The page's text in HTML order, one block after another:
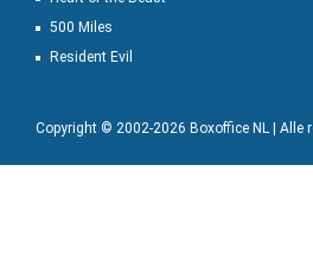
500 Miles
Resident Evil
Copyright © 2002-2026 Boxoffice NL | Alle